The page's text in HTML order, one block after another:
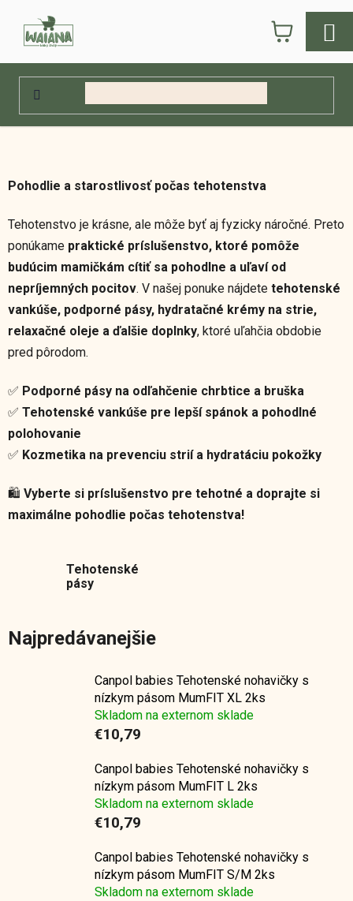
obsah
KOŠÍK
Príslušenstvo pre tehotné
Pohodlie a starostlivosť počas tehotenstva
Tehotenstvo je krásne, ale môže byť aj fyzicky náročné. Preto
ponúkame praktické príslušenstvo, ktoré pomôže
budúcim mamičkám cítiť sa pohodlne a uľaví od
nepríjemných pocitov. V našej ponuke nájdete tehotenské
vankúše, podporné pásy, hydratačné krémy na strie,
relaxačné oleje a ďalšie doplnky, ktoré uľahčia obdobie
pred pôrodom.
✅ Podporné pásy na odľahčenie chrbtice a bruška
✅ Tehotenské vankúše pre lepší spánok a pohodlné
polohovanie
✅ Kozmetika na prevenciu strií a hydratáciu pokožky
🛍️ Vyberte si príslušenstvo pre tehotné a doprajte si
maximálne pohodlie počas tehotenstva!
Tehotenské
pásy
Najpredávanejšie
Canpol babies Tehotenské nohavičky s
nízkym pásom MumFIT XL 2ks
Skladom na externom sklade
€10,79
Canpol babies Tehotenské nohavičky s
nízkym pásom MumFIT L 2ks
Skladom na externom sklade
€10,79
Canpol babies Tehotenské nohavičky s
nízkym pásom MumFIT S/M 2ks
Skladom na externom sklade